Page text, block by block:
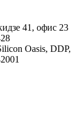
41, офис 23
Oasis, DDP,